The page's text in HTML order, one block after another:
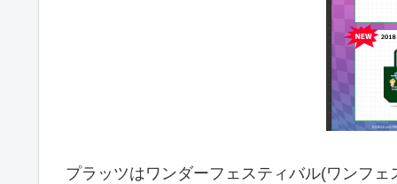
プラッツはワンダーフェスティバル(ワンフ